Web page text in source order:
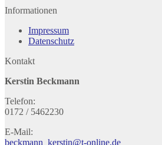
Informationen
Impressum
Datenschutz
Kontakt
Kerstin Beckmann
Telefon:
0172 / 5462230
E-Mail:
beckmann_kerstin@t-online.de